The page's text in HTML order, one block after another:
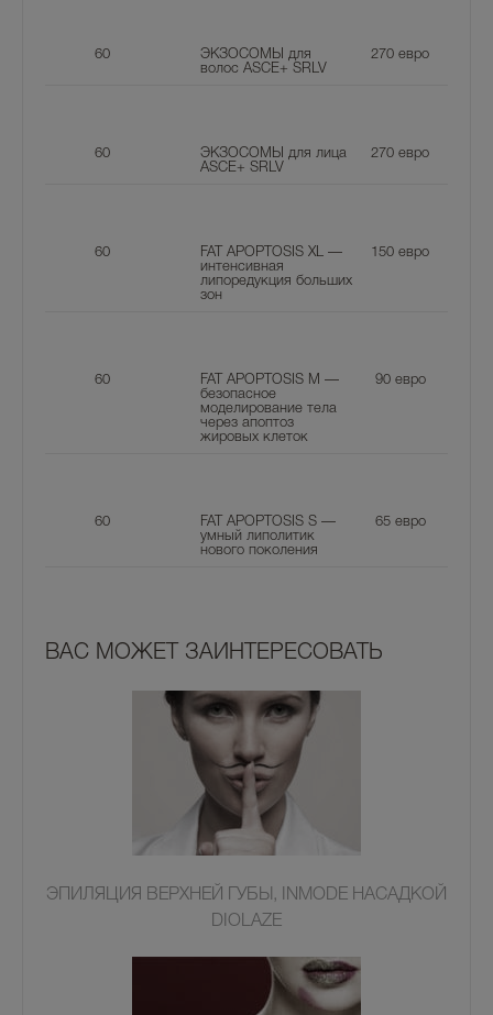
60
ЭКЗОСОМЫ для
волос ASCE+ SRLV
270 евро
60
ЭКЗОСОМЫ для лица
ASCE+ SRLV
270 евро
60
FAT APOPTOSIS XL —
интенсивная
липоредукция больших
зон
150 евро
60
FAT APOPTOSIS M —
безопасное
моделирование тела
через апоптоз
жировых клеток
90евро
60
FAT APOPTOSIS S —
умный липолитик
нового поколения
65евро
ВАС МОЖЕТ ЗАИНТЕРЕСОВАТЬ
ЭПИЛЯЦИЯ ВЕРХНЕЙ ГУБЫ, INMODE НАСАДКОЙ
DIOLAZE